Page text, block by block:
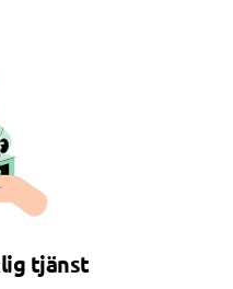
tjänst